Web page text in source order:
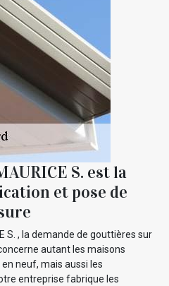
S. est la
et pose de
S. , la demande de gouttières sur
autant les maisons
neuf, mais aussi les
entreprise fabrique les